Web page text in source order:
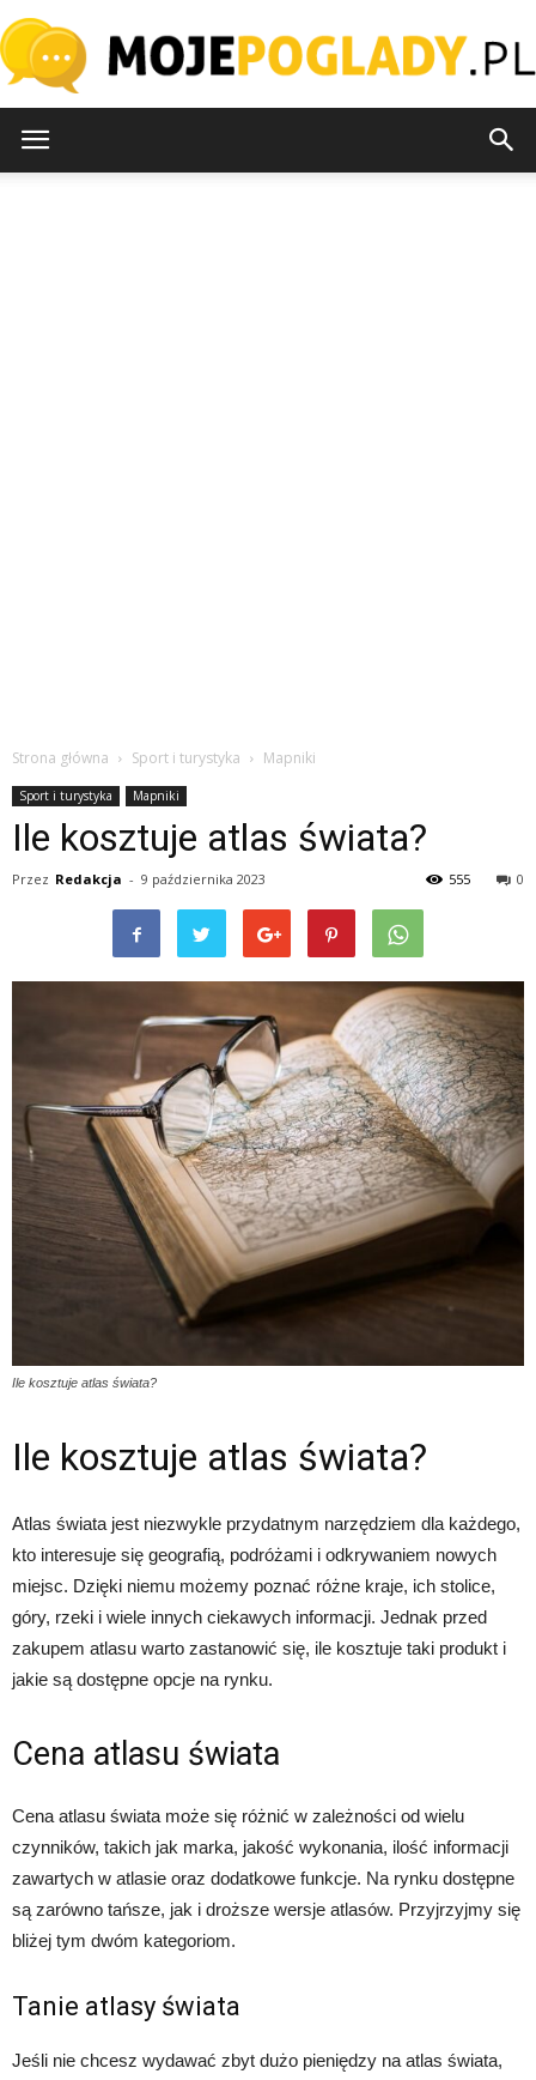
Strona główna Sport i turystyka Mapniki
Sport i turystyka Mapniki
Ile kosztuje atlas świata?
Przez Redakcja - 9 października 2023 0
555
Ile kosztuje atlas świata?
Ile kosztuje atlas świata?
Atlas świata jest niezwykle przydatnym narzędziem dla każdego,
kto interesuje się geografią, podróżami i odkrywaniem nowych
miejsc. Dzięki niemu możemy poznać różne kraje, ich stolice,
góry, rzeki i wiele innych ciekawych informacji. Jednak przed
zakupem atlasu warto zastanowić się, ile kosztuje taki produkt i
jakie są dostępne opcje na rynku.
Cena atlasu świata
Cena atlasu świata może się różnić w zależności od wielu
czynników, takich jak marka, jakość wykonania, ilość informacji
zawartych w atlasie oraz dodatkowe funkcje. Na rynku dostępne
są zarówno tańsze, jak i droższe wersje atlasów. Przyjrzyjmy się
bliżej tym dwóm kategoriom.
Tanie atlasy świata
Jeśli nie chcesz wydawać zbyt dużo pieniędzy na atlas świata,